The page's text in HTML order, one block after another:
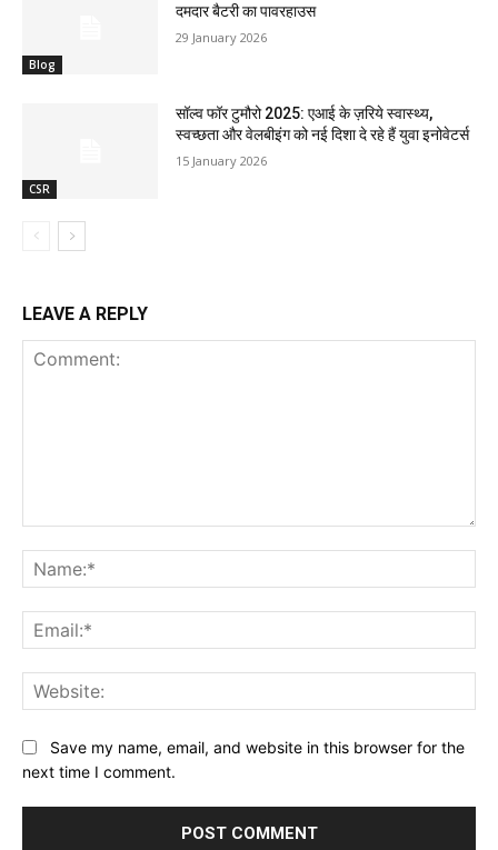
Blog
दमदार बैटरी का पावरहाउस
29 January 2026
CSR
सॉल्व फॉर टुमौरो 2025: एआई के ज़रिये स्वास्थ्य,
स्वच्छता और वेलबीइंग को नई दिशा दे रहे हैं युवा इनोवेटर्स
15 January 2026
LEAVE A REPLY
Save my name, email, and website in this browser for the
next time I comment.